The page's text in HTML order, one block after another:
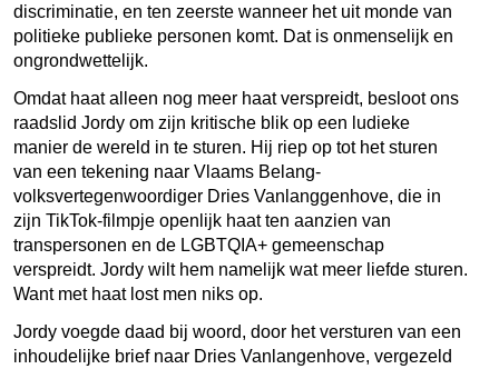
discriminatie, en ten zeerste wanneer het uit monde van
politieke publieke personen komt. Dat is onmenselijk en
ongrondwettelijk.
Omdat haat alleen nog meer haat verspreidt, besloot ons
raadslid Jordy om zijn kritische blik op een ludieke
manier de wereld in te sturen. Hij riep op tot het sturen
van een tekening naar Vlaams Belang-
volksvertegenwoordiger Dries Vanlanggenhove, die in
zijn TikTok-filmpje openlijk haat ten aanzien van
transpersonen en de LGBTQIA+ gemeenschap
verspreidt. Jordy wilt hem namelijk wat meer liefde sturen.
Want met haat lost men niks op.
Jordy voegde daad bij woord, door het versturen van een
inhoudelijke brief naar Dries Vanlangenhove, vergezeld